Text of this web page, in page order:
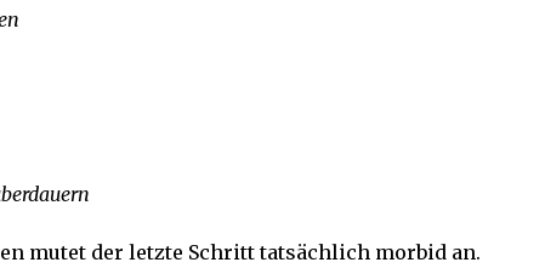
mutet der letzte Schritt tatsächlich morbid an.